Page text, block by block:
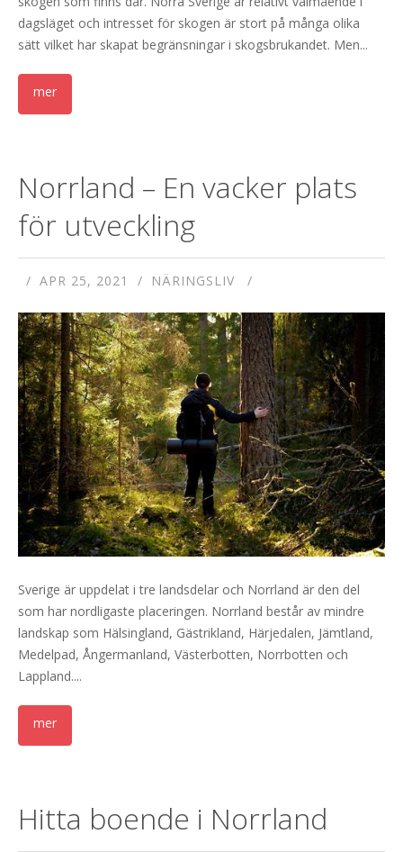
dagsläget och intresset för skogen är stort på många olika
sätt vilket har skapat begränsningar i skogsbrukandet. Men...
Norrland – En vacker plats
för utveckling
APR 25, 2021 NÄRINGSLIV
Sverige är uppdelat i tre landsdelar och Norrland är den del
som har nordligaste placeringen. Norrland består av mindre
landskap som Hälsingland, Gästrikland, Härjedalen, Jämtland,
Medelpad, Ångermanland, Västerbotten, Norrbotten och
Lappland....
Hitta boende i Norrland